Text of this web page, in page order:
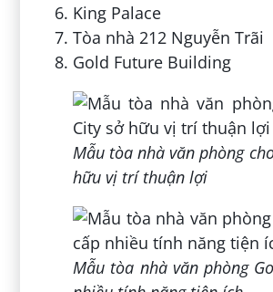
King Palace
Tòa nhà 212 Nguyễn Trãi
Gold Future Building
Mẫu tòa nhà văn phòng
hữu vị trí thuận lợi
Mẫu tòa nhà văn phòng